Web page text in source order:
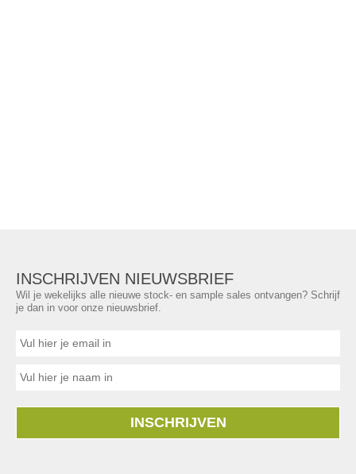
INSCHRIJVEN NIEUWSBRIEF
Wil je wekelijks alle nieuwe stock- en sample sales ontvangen? Schrijf
je dan in voor onze nieuwsbrief.
INSCHRIJVEN